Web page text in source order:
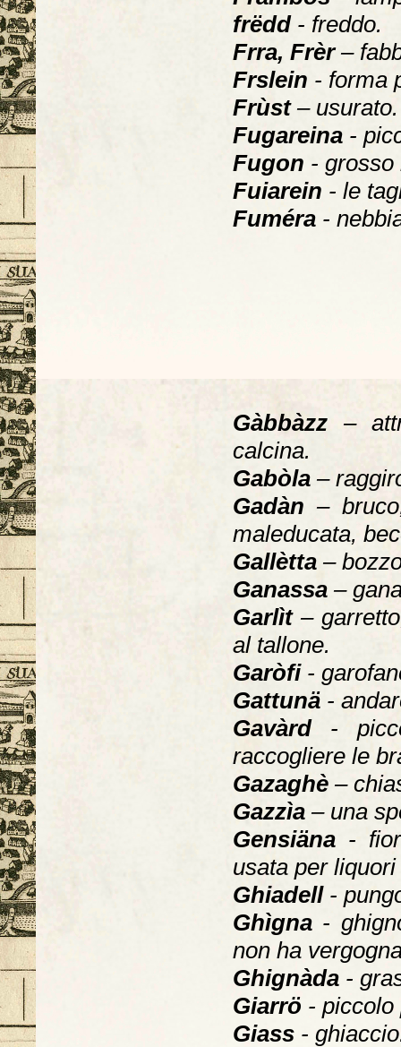
frëdd - freddo.
Frra, Frèr–
Frslein - forma
Frùst – usurato.
Fugareina -
Fugon - grosso
Fuiarein - le
Fuméra -
Gàbbàzz –
calcina.
Gabòla –
Gadàn –
maleducata,
Gallètta –
Ganassa –
Garlìt–
al tallone.
Garòfi -
Gattunä -
Gavàrd -
raccogliere le
Gazaghè –
Gazzìa – una
Gensiäna -
usata per
Ghiadell-
Ghìgna -
non ha
Ghignàda -
Giarrö - piccolo
Giass -